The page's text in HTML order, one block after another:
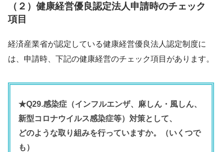
（２）健康経営優良認定法人申請時のチェック
項目
経済産業省が認定している健康経営優良法人認定制度に
は、申請時、下記の健康経営のチェック項目があります。
★Q29.感染症（インフルエンザ、麻しん・風しん、
新型コロナウイルス感染症等）対策として、
どのような取り組みを行っていますか。（いくつで
も）